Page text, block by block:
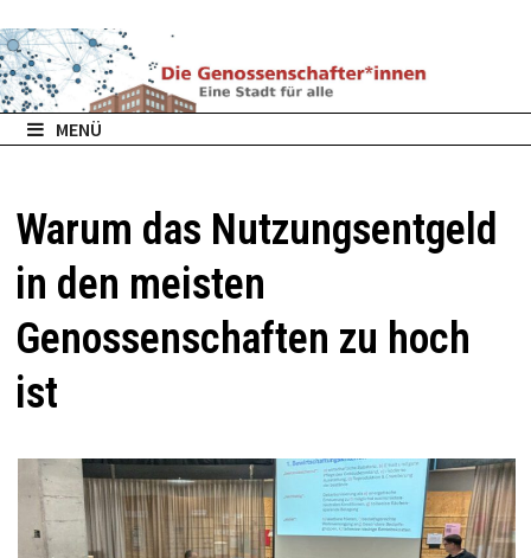
zum
Inhalt
MENÜ
Warum das Nutzungsentgeld
in den meisten
Genossenschaften zu hoch
ist